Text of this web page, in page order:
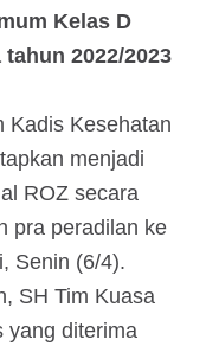
Kelas D
2022/2023
Kadis Kesehatan
menjadi
ROZ secara
pra peradilan ke
Senin (6/4).
SH Tim Kuasa
yang diterima